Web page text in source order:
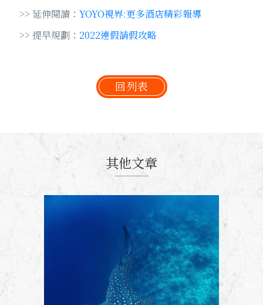
>> 延伸閱讀： YOYO視界:更多酒店精彩報導
>> 提早規劃： 2022連假請假攻略
回列表